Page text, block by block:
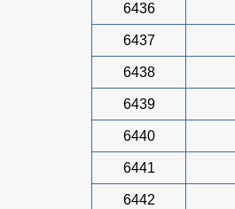
6436
6437
6438
6439
6440
6441
6442